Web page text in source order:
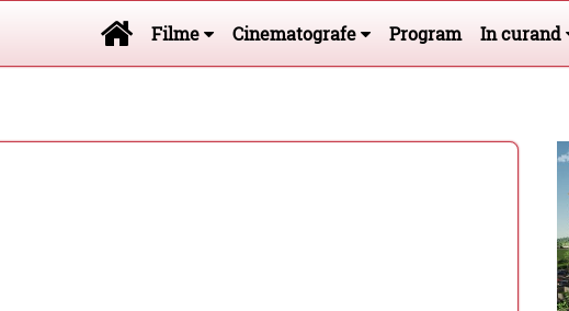
Filme Cinematografe Program In curand